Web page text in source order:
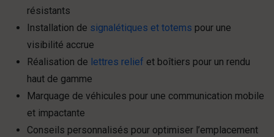
résistants
Installation de signalétiques et totems pour une
visibilité accrue
Réalisation de lettres relief et boîtiers pour un rendu
haut de gamme
Marquage de véhicules pour une communication mobile
et impactante
Conseils personnalisés pour optimiser l’emplacement